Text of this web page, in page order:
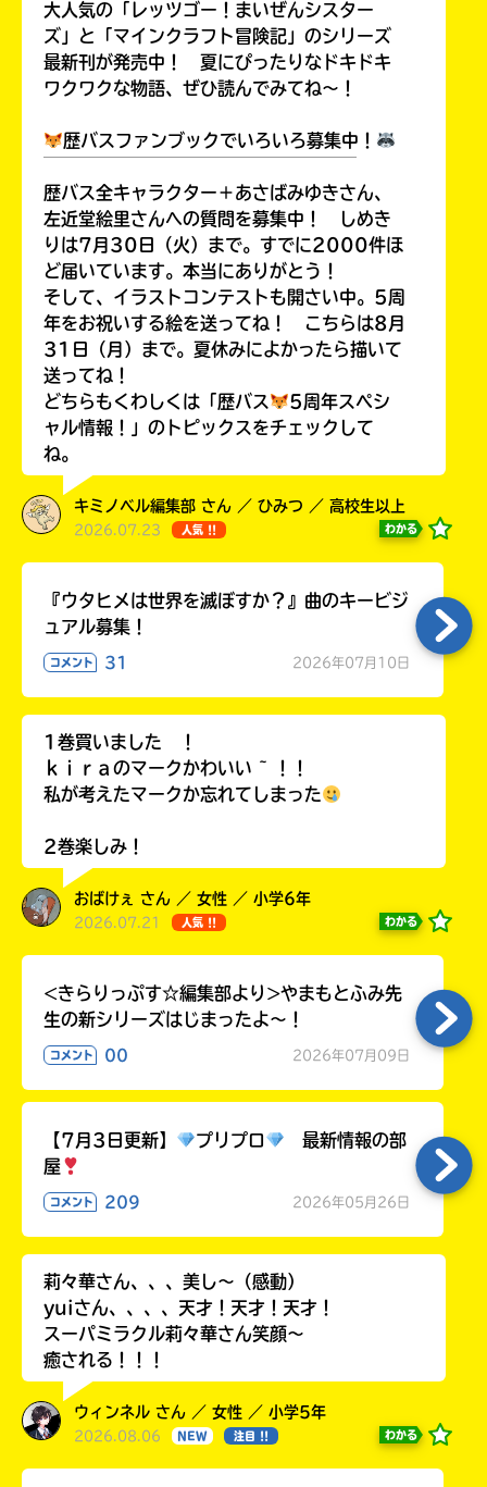
大人気の「レッツゴー！まいぜんシスター
ズ」と「マインクラフト冒険記」のシリーズ
最新刊が発売中！ 夏にぴったりなドキドキ
ワクワクな物語、ぜひ読んでみてね～！
歴バスファンブックでいろいろ募集中！
歴バス全キャラクター＋あさばみゆきさん、
左近堂絵里さんへの質問を募集中！ しめき
りは7月30日（火）まで。すでに2000件ほ
ど届いています。本当にありがとう！
そして、イラストコンテストも開さい中。5周
年をお祝いする絵を送ってね！ こちらは8月
31日（月）まで。夏休みによかったら描いて
送ってね！
どちらもくわしくは「歴バス
5周年スペシ
ャル情報！」のトピックスをチェックして
ね。
キミノベル編集部 さん ／ ひみつ ／ 高校生以上
2026.07.23 人気 !! わかる
『ウタヒメは世界を滅ぼすか？』曲のキービジ
ュアル募集！
コメント 31 2026年07月10日
1巻買いました ！
ｋｉｒａのマークかわいい ~ ！！
私が考えたマークか忘れてしまった
2巻楽しみ！
おばけぇ さん ／ 女性 ／ 小学6年
2026.07.21 人気 !! わかる
<きらりっぷす☆編集部より>やまもとふみ先
生の新シリーズはじまったよ～！
コメント 00 2026年07月09日
【7月3日更新】 プリプロ
最新情報の部
屋
コメント 209 2026年05月26日
莉々華さん、、、美し〜（感動）
yuiさん、、、、天才！天才！天才！
スーパミラクル莉々華さん笑顔〜
癒される！！！
ウィンネル さん ／ 女性 ／ 小学5年
2026.08.06 NEW 注目 !! わかる